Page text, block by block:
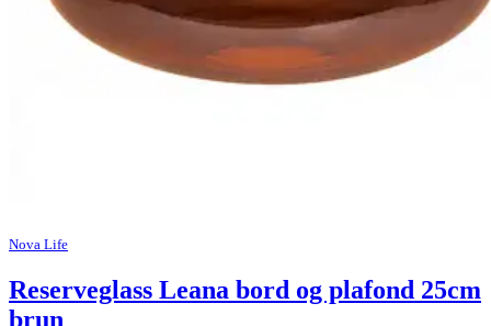
Nova Life
Reserveglass Leana bord og plafond 25cm
brun